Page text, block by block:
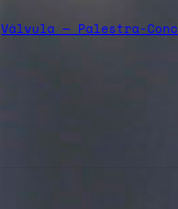
Válvula — Palestra-